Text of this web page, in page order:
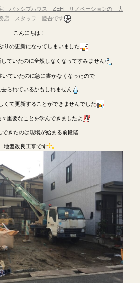
パッシブハウス ZEH リノベーションの 大
店 スタッフ 慶吾です
こんにちは！
りの更新になってしまいました
ていたのに全然しなくなってすみません
いていたのに急に書かなくなったので
去られているかもしれません
くて更新することができませんでした
重要なことを学んできましたよ
できたのは現場が始まる前段階
地盤改良工事です